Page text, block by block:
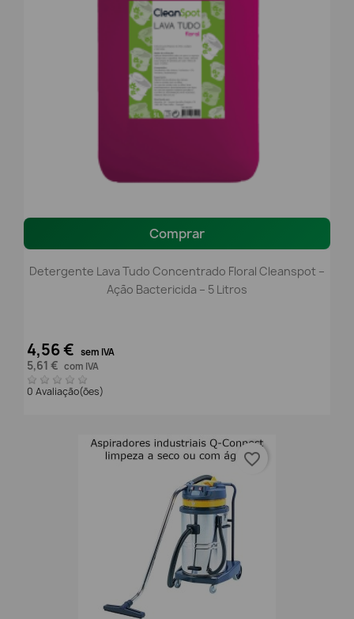
Comprar
Detergente Lava Tudo Concentrado Floral Cleanspot –
Ação Bactericida – 5 Litros
4,56 € sem IVA
5,61 € com IVA
0 Avaliação(ões)
favorite_border